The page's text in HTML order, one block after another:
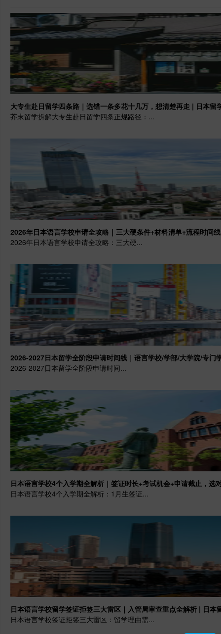
大专生赴日留学四条路｜选错一条多花十几万，想清楚再走 | 日本留
芥末留学拆解大专生赴日留学四条正规路径：...
2026年日本语言学校申请全攻略｜三大硬条件+材料清单+流程时间
2026年日本语言学校申请全攻略：三大硬...
2026-2027日本留学全阶段申请时间线｜语言学校/学部/大学院/专门
2026-2027日本留学全阶段申请时间...
日本语言学校4个入学期全解析｜签证时长+考试机会+申请截止，选
日本语言学校4个入学期全解析：1月生签证...
日本语言学校留学签证拒签三大雷区｜入管局审查重点全解析 | 日本
日本语言学校签证拒签三大雷区：留学理由需...